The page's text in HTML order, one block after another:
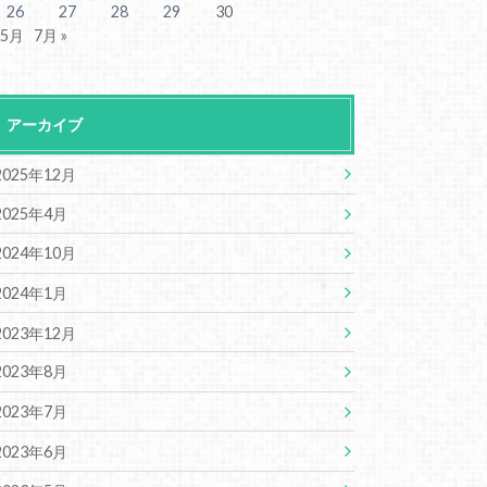
26 27 28 29
30
月
7月 »
アーカイブ
年12月
年4月
年10月
年1月
年12月
年8月
年7月
年6月